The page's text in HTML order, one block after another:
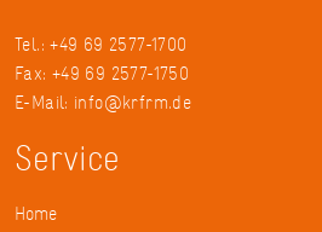
Tel.: +49 69 2577-1700
Fax: +49 69 2577-1750
E-Mail: info@krfrm.de
Service
Home